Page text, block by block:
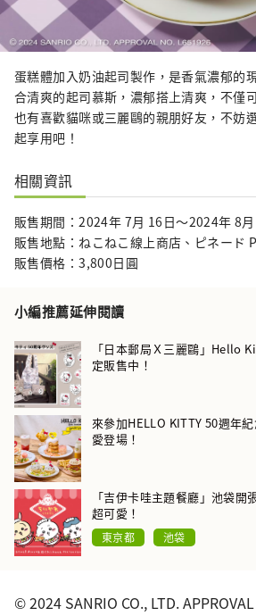
蛋糕體加入奶油起司製作，是香氣濃郁的
合清爽的起司慕斯，濃郁搭上清爽，不僅
也有喜歡貓咪或三麗鷗的親朋好友，不妨
起享用吧！
相關資訊
販售期間：2024年 7⽉ 16日〜2024年 8
販售地點：ねこねこ線上商店、ピネード
販售價格：3,800日圓
小編推薦延伸閱讀
「日本郵局Ｘ三麗鷗」Hello
定販售中！
來參加HELLO KITTY 50週年
愛登場！
「吉伊卡哇主題餐廳」池袋開
超可愛！
東京都 池袋
© 2024 SANRIO CO., LTD.